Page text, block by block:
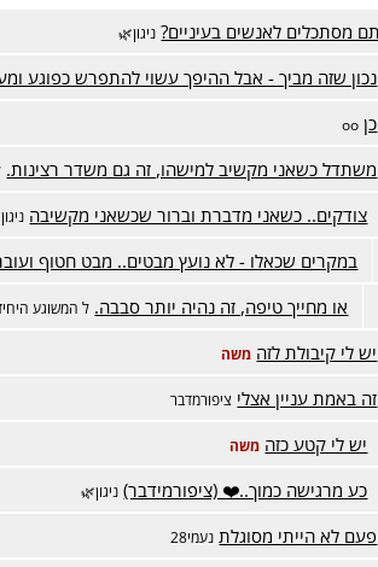
מסתכלים לאנשים בעיניים? ניגון🌿
נכון שזה מביך - אבל ההיפך עשוי להתפרש כפוגע
כן oo
משתדל כשאני מקשיב למישהו, זה גם משדר רצינות.
צודקים.. כשאני מדברת וברור שכשאני מקשיבה
במקרים שכאלו - לא נועץ מבטים.. מבט חטוף
או מחייך טיפה, זה נהיה יותר סבבה. ל המשוגע
יש לי קיבולת לזה משה
זה באמת עניין אצלי ציפורמדבר
יש לי קטע כזה משה
כע מרגישה כמוך..❤️ (ציפורמידבר) ניגון🌿
פעם לא הייתי מסוגלת נעמי28